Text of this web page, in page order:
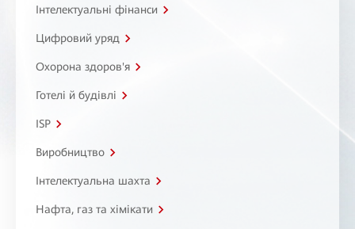
Інтелектуальні фінанси
Цифровий уряд
Охорона здоров'я
Готелі й будівлі
ISP
Виробництво
Інтелектуальна шахта
Нафта, газ та хімікати